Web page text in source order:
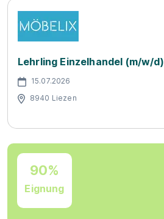
Lehrling Einzelhandel (m/w/d)
15.07.2026
8940 Liezen
90%
Eignung